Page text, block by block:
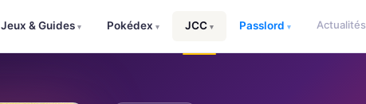
Jeux & Guides ▾ Pokédex ▾ JCC ▾ Passlord ▾ Actualités